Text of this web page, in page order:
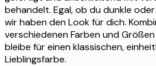
behandelt. Egal, ob du dunkle
wir haben den Look für dich.
verschiedenen Farben und
bleibe für einen klassischen,
Lieblingsfarbe.